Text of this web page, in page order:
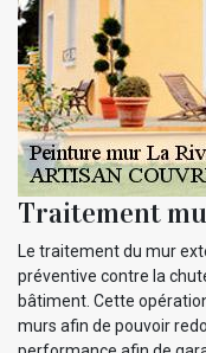
Traitement
Le traitement du mur
préventive contre la
bâtiment. Cette
murs afin de pouvoir